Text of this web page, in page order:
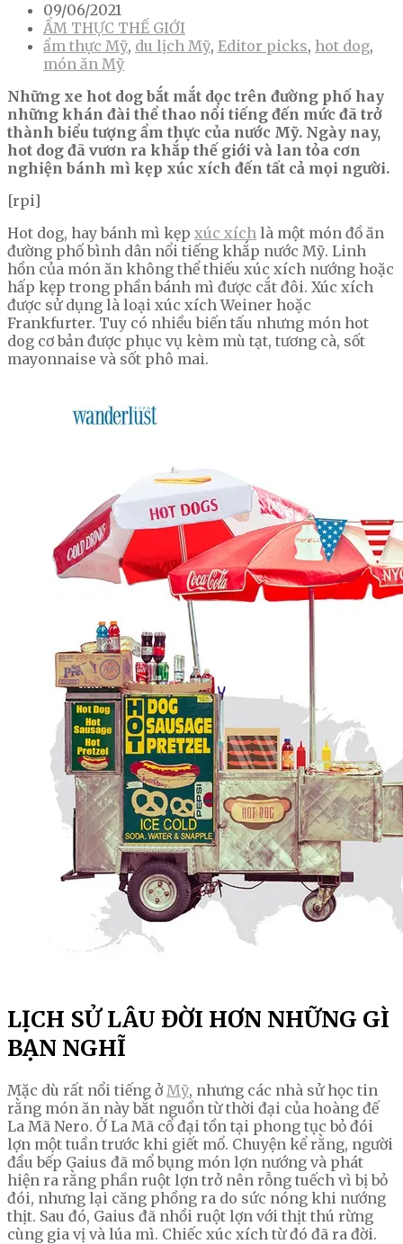
09/06/2021
ẨM THỰC THẾ GIỚI
ẩm thực Mỹ, du lịch Mỹ, Editor picks, hot dog,
món ăn Mỹ
Những xe hot dog bắt mắt dọc trên đường phố hay
những khán đài thể thao nổi tiếng đến mức đã trở
thành biểu tượng ẩm thực của nước Mỹ. Ngày nay,
hot dog đã vươn ra khắp thế giới và lan tỏa cơn
nghiện bánh mì kẹp xúc xích đến tất cả mọi người.
[rpi]
Hot dog, hay bánh mì kẹp xúc xích là một món đồ ăn
đường phố bình dân nổi tiếng khắp nước Mỹ. Linh
hồn của món ăn không thể thiếu xúc xích nướng hoặc
hấp kẹp trong phần bánh mì được cắt đôi. Xúc xích
được sử dụng là loại xúc xích Weiner hoặc
Frankfurter. Tuy có nhiều biến tấu nhưng món hot
dog cơ bản được phục vụ kèm mù tạt, tương cà, sốt
mayonnaise và sốt phô mai.
LỊCH SỬ LÂU ĐỜI HƠN NHỮNG GÌ
BẠN NGHĨ
Mặc dù rất nổi tiếng ở Mỹ, nhưng các nhà sử học tin
rằng món ăn này bắt nguồn từ thời đại của hoàng đế
La Mã Nero. Ở La Mã cổ đại tồn tại phong tục bỏ đói
lợn một tuần trước khi giết mổ. Chuyện kể rằng, người
đầu bếp Gaius đã mổ bụng món lợn nướng và phát
hiện ra rằng phần ruột lợn trở nên rỗng tuếch vì bị bỏ
đói, nhưng lại căng phồng ra do sức nóng khi nướng
thịt. Sau đó, Gaius đã nhồi ruột lợn với thịt thú rừng
cùng gia vị và lúa mì. Chiếc xúc xích từ đó đã ra đời.